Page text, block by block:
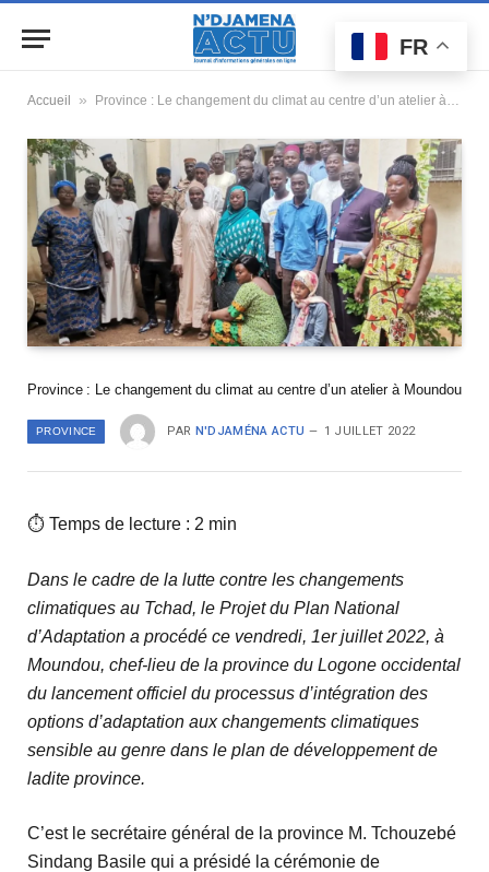
Accueil » Province : Le changement du climat au centre d’un atelier à Moundou
Province : Le changement du climat au centre d’un atelier à Moundou
PROVINCE PAR N'DJAMÉNA ACTU 1 JUILLET 2022
⏱ Temps de lecture : 2 min
Dans le cadre de la lutte contre les changements
climatiques au Tchad, le Projet du Plan National
d’Adaptation a procédé ce vendredi, 1er juillet 2022, à
Moundou, chef-lieu de la province du Logone occidental
du lancement officiel du processus d’intégration des
options d’adaptation aux changements climatiques
sensible au genre dans le plan de développement de
ladite province.
C’est le secrétaire général de la province M. Tchouzebé
Sindang Basile qui a présidé la cérémonie de
FR